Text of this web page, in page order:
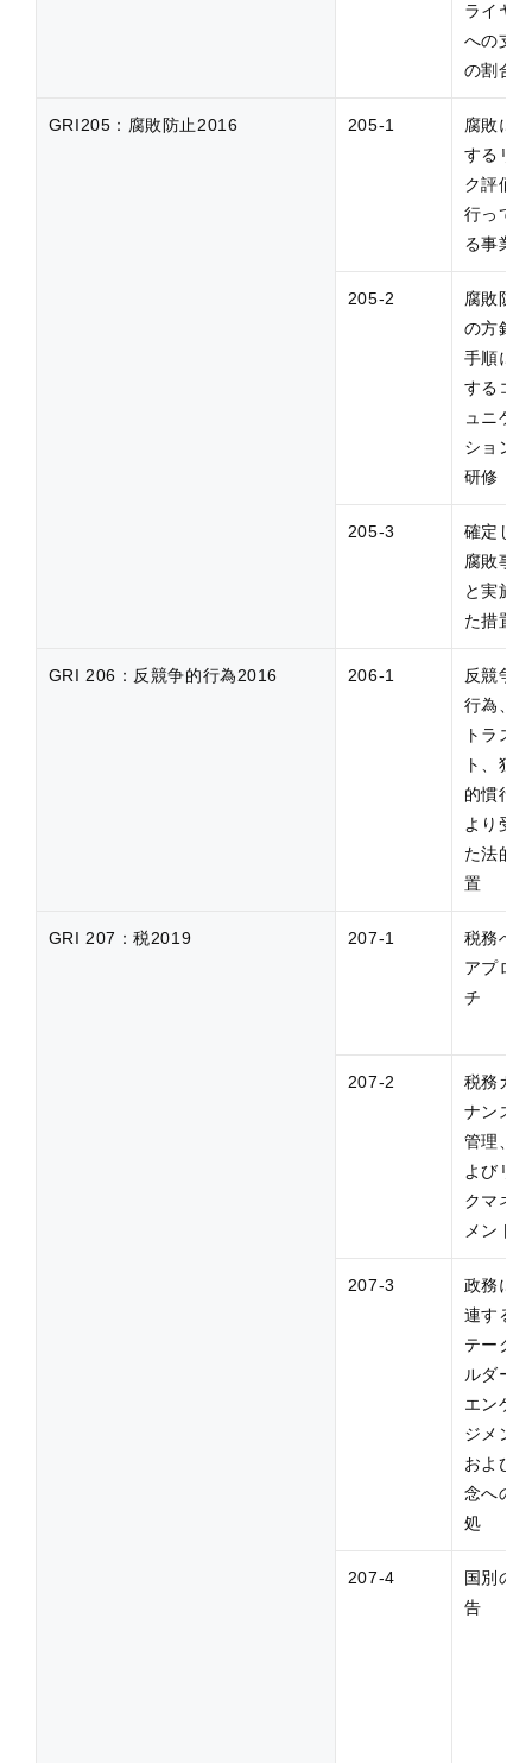
ライヤ
への支
の割合
GRI205：腐敗防止2016 205-1
腐敗に
するリ
ク評価
行って
る事業
205-2
腐敗防
の方針
手順に
するコ
ュニケ
ション
研修
205-3
確定し
腐敗事
と実施
た措置
GRI 206：反競争的行為2016 206-1
反競争
行為、
トラス
ト、独
的慣行
より受
た法的
置
GRI 207：税2019 207-1
税務へ
アプロ
チ
207-2
税務ガ
ナンス
管理、
よびリ
クマネ
メント
207-3
政務に
連する
テーク
ルダー
エンゲ
ジメン
および
念への
処
207-4
国別の
告